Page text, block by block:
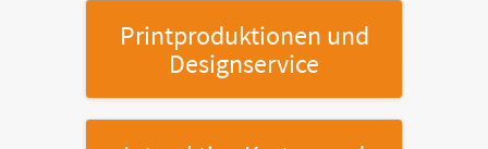
Printproduktionen und
Designservice